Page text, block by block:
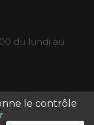
du lundi au
légales
le contrôle